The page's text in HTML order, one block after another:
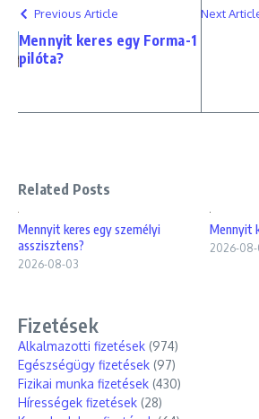
Previous Article
Mennyit keres egy Forma-1
pilóta?
Next
Related Posts
Mennyit keres egy személyi
asszisztens?
2026-08-03
Mennyit
2026-
Fizetések
Alkalmazotti fizetések (974)
Egészségügy fizetések (97)
Fizikai munka fizetések (430)
Hírességek fizetések (28)